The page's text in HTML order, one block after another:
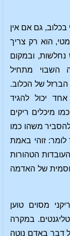
גם אם אין
הוא רק צריך
ובמקום
השבוי מתחיל
הברזל של הכלוב.
יכול להגיד
מיכלים ריקים
משהו כמו
לומר: זוהי באמת
הטהורות
של האדמה
מסוים טוען
במקרה
דבר באדם נוטה